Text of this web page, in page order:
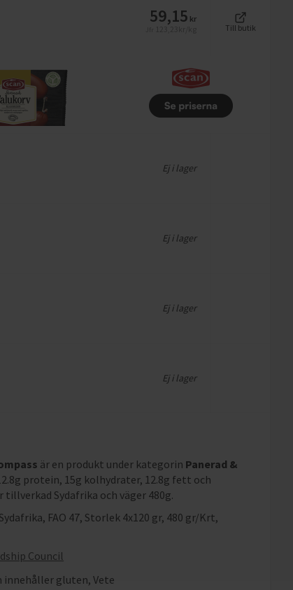
59,15 kr
Till butik
Ej i lager
Ej i lager
Ej i lager
Ej i lager
är en produkt under kategorin Panerad &
protein, 15g kolhydrater, 12.8g fett och
tillverkad Sydafrika och väger 480g.
FAO 47, Storlek 4x120 gr, 480 gr/Krt,
Council
innehåller gluten,Vete